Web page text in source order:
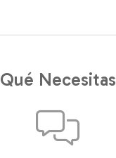
Qué Necesitas